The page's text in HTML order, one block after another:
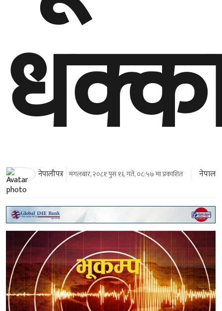
नेपालीपत्र मंगलबार, २०८१ पुस १६ गते, ०८:५७ मा प्रकाशित नेपाल